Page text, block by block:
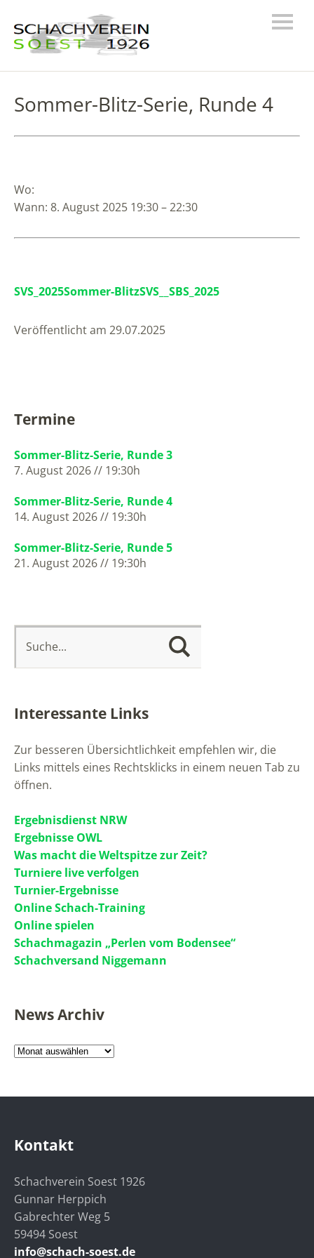
Sommer-Blitz-Serie, Runde 4
Wo:
Wann: 8. August 2025 19:30 – 22:30
SVS_2025Sommer-BlitzSVS__SBS_2025
Veröffentlicht am 29.07.2025
Termine
Sommer-Blitz-Serie, Runde 3
7. August 2026 // 19:30h
Sommer-Blitz-Serie, Runde 4
14. August 2026 // 19:30h
Sommer-Blitz-Serie, Runde 5
21. August 2026 // 19:30h
Interessante Links
Zur besseren Übersichtlichkeit empfehlen wir, die
Links mittels eines Rechtsklicks in einem neuen Tab zu
öffnen.
Ergebnisdienst NRW
Ergebnisse OWL
Was macht die Weltspitze zur Zeit?
Turniere live verfolgen
Turnier-Ergebnisse
Online Schach-Training
Online spielen
Schachmagazin „Perlen vom Bodensee“
Schachversand Niggemann
News Archiv
News
Kontakt
Schachverein Soest 1926
Gunnar Herppich
Gabrechter Weg 5
59494 Soest
info@schach-soest.de